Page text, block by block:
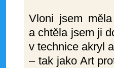
Vloni jsem
a chtěla jsem ji
v technice akryl
– tak jako Art